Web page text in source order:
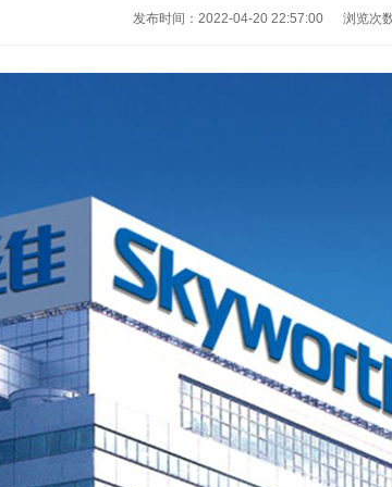
发布时间：2022-04-20 22:57:00 浏览次